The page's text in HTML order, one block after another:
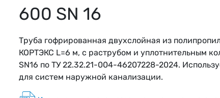
600 SN 16
Труба гофрированная двухслойная из
КОРТЭКС L=6 м, с раструбом и уплотнительным
SN16 по ТУ 22.32.21-004-46207228-2024.
для систем наружной канализации.